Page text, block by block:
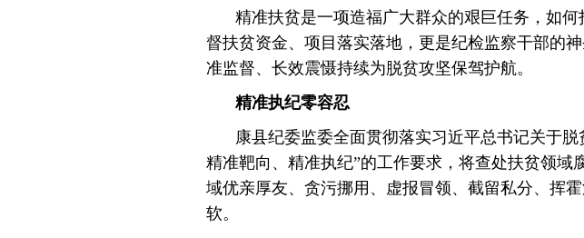
精准扶贫是一项造福广大群众的艰巨任务，如
督扶贫资金、项目落实落地，更是纪检监察干部的
准监督、长效震慑持续为脱贫攻坚保驾护航。
精准执纪零容忍
康县纪委监委全面贯彻落实习近平总书记关于
精准靶向、精准执纪”的工作要求，将查处扶贫领
域优亲厚友、贪污挪用、虚报冒领、截留私分、挥
软。